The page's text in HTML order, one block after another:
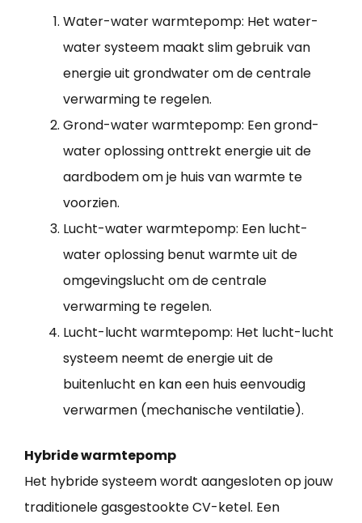
Water-water warmtepomp: Het water-
water systeem maakt slim gebruik van
energie uit grondwater om de centrale
verwarming te regelen.
Grond-water warmtepomp: Een grond-
water oplossing onttrekt energie uit de
aardbodem om je huis van warmte te
voorzien.
Lucht-water warmtepomp: Een lucht-
water oplossing benut warmte uit de
omgevingslucht om de centrale
verwarming te regelen.
Lucht-lucht warmtepomp: Het lucht-lucht
systeem neemt de energie uit de
buitenlucht en kan een huis eenvoudig
verwarmen (mechanische ventilatie).
Hybride warmtepomp
Het hybride systeem wordt aangesloten op jouw
traditionele gasgestookte CV-ketel. Een